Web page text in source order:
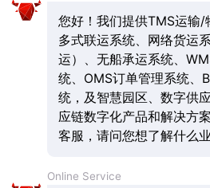
您好！我们提供TMS运输/
多式联运系统、网络货运
运）、无船承运系统、
统、OMS订单管理系统、
统，及智慧园区、数字供
应链数字化产品和解决方
客服，请问您想了解什么
Online Service